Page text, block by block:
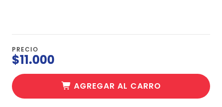
PRECIO
$11.000
AGREGAR AL CARRO